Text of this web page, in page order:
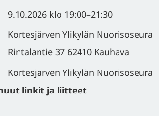
9.10.2026 klo 19:00–21:30
Kortesjärven Ylikylän Nuorisoseura
Rintalantie 37 62410 Kauhava
Kortesjärven Ylikylän Nuorisoseura
linkit ja liitteet